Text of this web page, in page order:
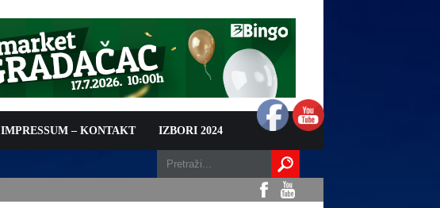
IMPRESSUM – KONTAKT IZBORI 2024